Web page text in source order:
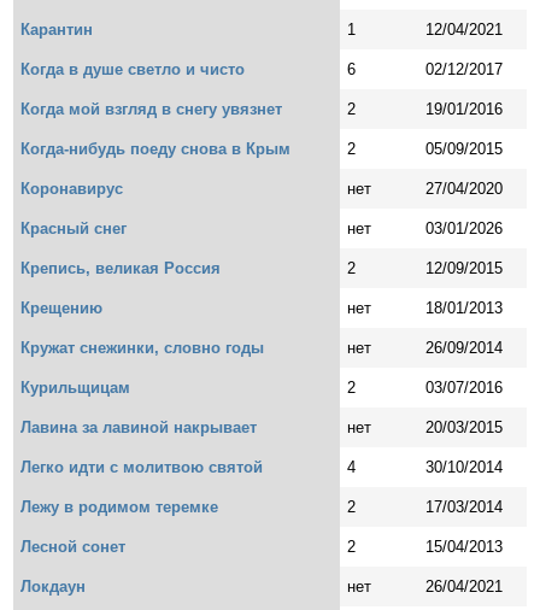
Карантин 1 12/04/2021
Когда в душе светло и чисто 6 02/12/2017
Когда мой взгляд в снегу увязнет 2 19/01/2016
Когда-нибудь поеду снова в Крым 2 05/09/2015
Коронавирус нет 27/04/2020
Красный снег нет 03/01/2026
Крепись, великая Россия 2 12/09/2015
Крещению нет 18/01/2013
Кружат снежинки, словно годы нет 26/09/2014
Курильщицам 2 03/07/2016
Лавина за лавиной накрывает нет 20/03/2015
Легко идти с молитвою святой 4 30/10/2014
Лежу в родимом теремке 2 17/03/2014
Лесной сонет 2 15/04/2013
Локдаун нет 26/04/2021